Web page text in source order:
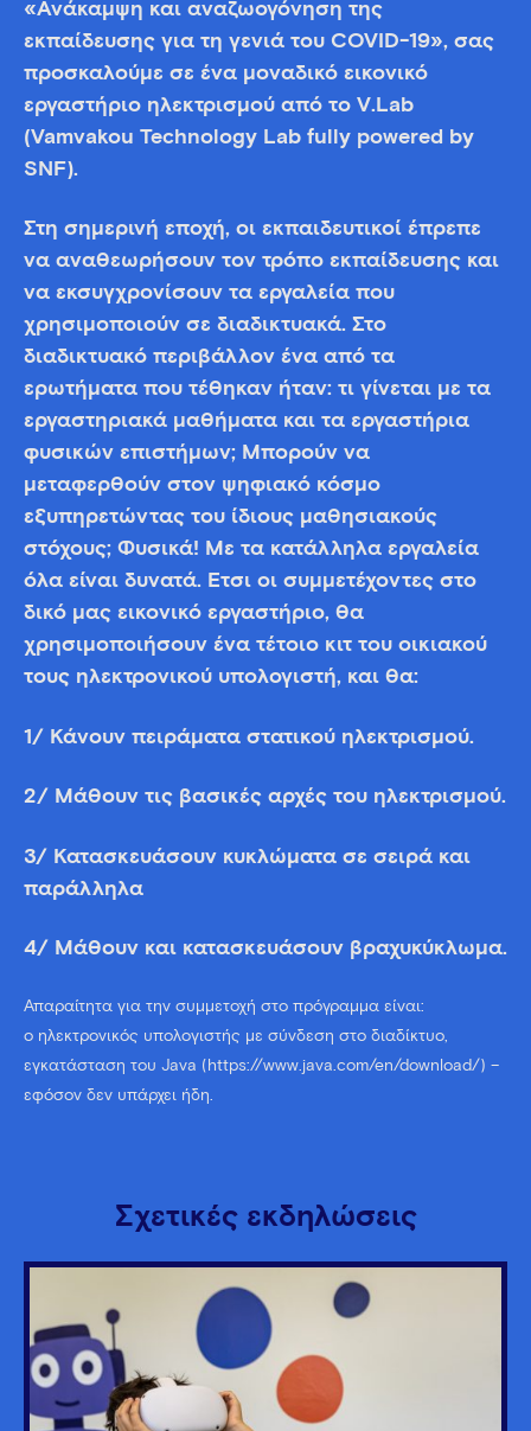
«Ανάκαμψη και αναζωογόνηση της
εκπαίδευσης για τη γενιά του COVID-19», σας
προσκαλούμε σε ένα μοναδικό εικονικό
εργαστήριο ηλεκτρισμού από το V.Lab
(Vamvakou Technology Lab fully powered by
SNF).
Στη σημερινή εποχή, οι εκπαιδευτικοί έπρεπε
να αναθεωρήσουν τον τρόπο εκπαίδευσης και
να εκσυγχρονίσουν τα εργαλεία που
χρησιμοποιούν σε διαδικτυακά. Στο
διαδικτυακό περιβάλλον ένα από τα
ερωτήματα που τέθηκαν ήταν: τι γίνεται με τα
εργαστηριακά μαθήματα και τα εργαστήρια
φυσικών επιστήμων; Μπορούν να
μεταφερθούν στον ψηφιακό κόσμο
εξυπηρετώντας του ίδιους μαθησιακούς
στόχους; Φυσικά! Με τα κατάλληλα εργαλεία
όλα είναι δυνατά. Έτσι οι συμμετέχοντες στο
δικό μας εικονικό εργαστήριο, θα
χρησιμοποιήσουν ένα τέτοιο κιτ του οικιακού
τους ηλεκτρονικού υπολογιστή, και θα:
1/ Κάνουν πειράματα στατικού ηλεκτρισμού.
2/ Μάθουν τις βασικές αρχές του ηλεκτρισμού.
3/ Κατασκευάσουν κυκλώματα σε σειρά και
παράλληλα
4/ Μάθουν και κατασκευάσουν βραχυκύκλωμα.
Απαραίτητα για την συμμετοχή στο πρόγραμμα είναι:
ο ηλεκτρονικός υπολογιστής με σύνδεση στο διαδίκτυο,
εγκατάσταση του Java (https://www.java.com/en/download/) –
εφόσον δεν υπάρχει ήδη.
Σχετικές εκδηλώσεις